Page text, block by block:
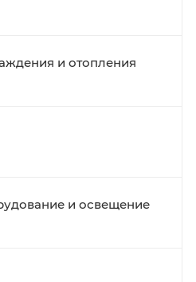
и отопления
и освещение